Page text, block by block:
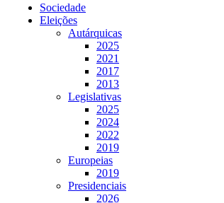
Sociedade
Eleições
Autárquicas
2025
2021
2017
2013
Legislativas
2025
2024
2022
2019
Europeias
2019
Presidenciais
2026